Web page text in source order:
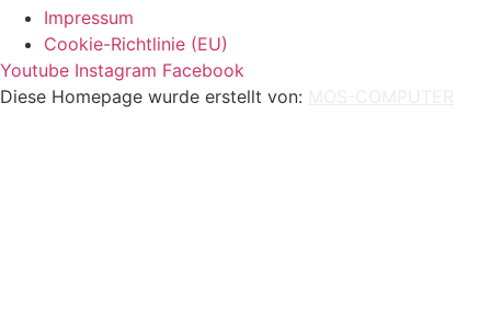
Impressum
Cookie-Richtlinie (EU)
Youtube Instagram Facebook
Diese Homepage wurde erstellt von: